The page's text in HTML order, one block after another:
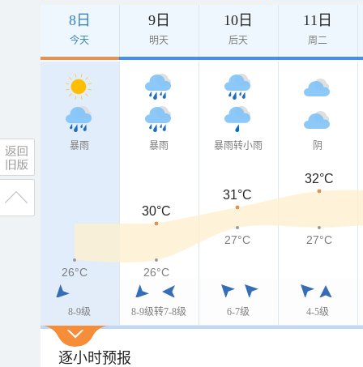
8日
今天
9日
明天
10日
后天
11日
周二
暴雨
8-9级
暴雨
8-9级转7-8级
暴雨转小雨
6-7级
阴
4-5级
30°C
31°C
32°C
26°C 26°C
27°C 27°C
逐小时预报